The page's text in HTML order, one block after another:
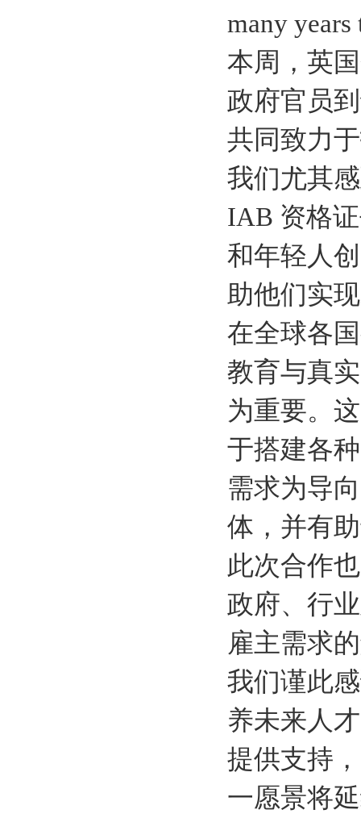
many years
本周，英
政府官员
共同致力
我们尤其
IAB 资格
和年轻人
助他们实
在全球各
教育与真
为重要。
于搭建各
需求为导
体，并有
此次合作
政府、行
雇主需求
我们谨此
养未来人
提供支持
一愿景将